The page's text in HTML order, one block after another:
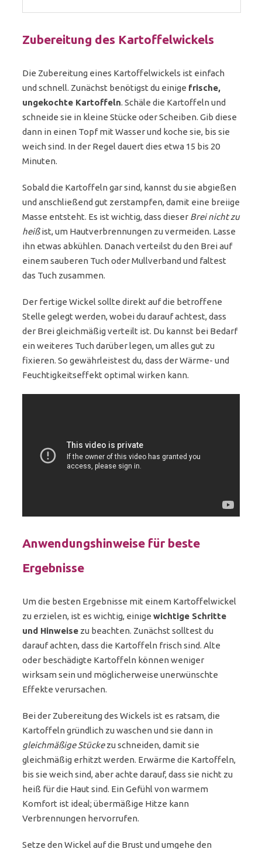
Zubereitung des Kartoffelwickels
Die Zubereitung eines Kartoffelwickels ist einfach
und schnell. Zunächst benötigst du einige frische,
ungekochte Kartoffeln. Schäle die Kartoffeln und
schneide sie in kleine Stücke oder Scheiben. Gib diese
dann in einen Topf mit Wasser und koche sie, bis sie
weich sind. In der Regel dauert dies etwa 15 bis 20
Minuten.
Sobald die Kartoffeln gar sind, kannst du sie abgießen
und anschließend gut zerstampfen, damit eine breiige
Masse entsteht. Es ist wichtig, dass dieser Brei nicht zu
heißist, um Hautverbrennungen zu vermeiden. Lasse
ihn etwas abkühlen. Danach verteilst du den Brei auf
einem sauberen Tuch oder Mullverband und faltest
das Tuch zusammen.
Der fertige Wickel sollte direkt auf die betroffene
Stelle gelegt werden, wobei du darauf achtest, dass
der Brei gleichmäßig verteilt ist. Du kannst bei Bedarf
ein weiteres Tuch darüber legen, um alles gut zu
fixieren. So gewährleistest du, dass der Wärme- und
Feuchtigkeitseffekt optimal wirken kann.
Anwendungshinweise für beste
Ergebnisse
Um die besten Ergebnisse mit einem Kartoffelwickel
zu erzielen, ist es wichtig, einige wichtige Schritte
und Hinweise zu beachten. Zunächst solltest du
darauf achten, dass die Kartoffeln frisch sind. Alte
oder beschädigte Kartoffeln können weniger
wirksam sein und möglicherweise unerwünschte
Effekte verursachen.
Bei der Zubereitung des Wickels ist es ratsam, die
Kartoffeln gründlich zu waschen und sie dann in
gleichmäßige Stückezu schneiden, damit sie
gleichmäßig erhitzt werden. Erwärme die Kartoffeln,
bis sie weich sind, aber achte darauf, dass sie nicht zu
heiß für die Haut sind. Ein Gefühl von warmem
Komfort ist ideal; übermäßige Hitze kann
Verbrennungen hervorrufen.
Setze den Wickel auf die Brust und umgehe den